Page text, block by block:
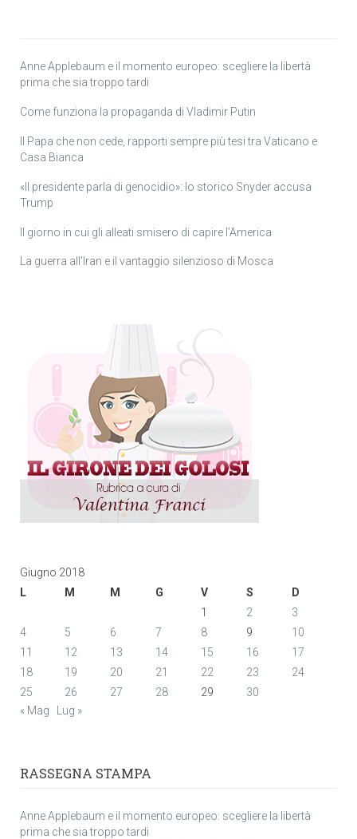
Anne Applebaum e il momento europeo: scegliere la libertà
prima che sia troppo tardi
Come funziona la propaganda di Vladimir Putin
Il Papa che non cede, rapporti sempre più tesi tra Vaticano e
Casa Bianca
«Il presidente parla di genocidio»: lo storico Snyder accusa
Trump
Il giorno in cui gli alleati smisero di capire l’America
La guerra all’Iran e il vantaggio silenzioso di Mosca
Giugno 2018
L
M M G V S
D
1
2
3
4
5 6 7 8 9
10
11
12 13 14 15 16
17
18
19 20 21 22 23
24
25
26 27 28 29
30
« Mag
Lug »
RASSEGNA STAMPA
Anne Applebaum e il momento europeo: scegliere la libertà
prima che sia troppo tardi